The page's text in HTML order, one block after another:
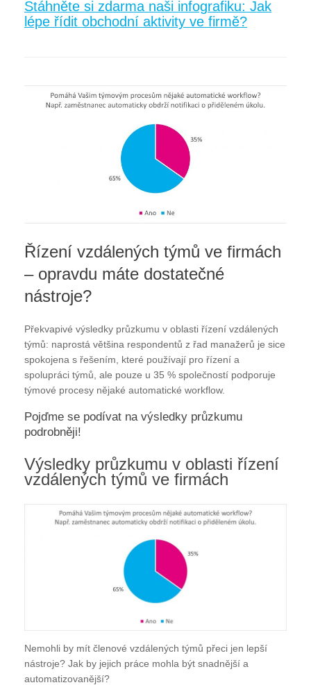
Stáhněte si zdarma naši infografiku: Jak
lépe řídit obchodní aktivity ve firmě?
Řízení vzdálených týmů ve firmách
– opravdu máte dostatečné
nástroje?
Překvapivé výsledky průzkumu v oblasti řízení vzdálených
týmů: naprostá většina respondentů z řad manažerů je sice
spokojena s řešením, které používají pro řízení a
spolupráci týmů, ale pouze u 35 % společností podporuje
týmové procesy nějaké automatické workflow.
Pojďme se podívat na výsledky průzkumu
podrobněji!
Výsledky průzkumu v oblasti řízení
vzdálených týmů ve firmách
Nemohli by mít členové vzdálených týmů přeci jen lepší
nástroje? Jak by jejich práce mohla být snadnější a
automatizovanější?